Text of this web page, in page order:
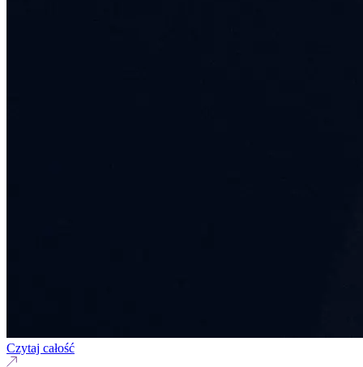
Czytaj całość